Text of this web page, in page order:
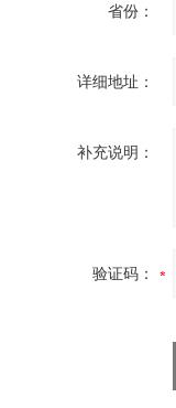
省份：
详细地址：
补充说明：
验证码：